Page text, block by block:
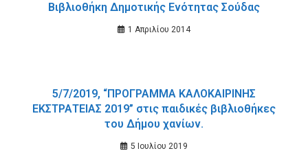
Βιβλιοθήκη Δημοτικής Ενότητας Σούδας
1 Απριλίου 2014
5/7/2019, “ΠΡΟΓΡΑΜΜΑ ΚΑΛΟΚΑΙΡΙΝΗΣ
ΕΚΣΤΡΑΤΕΙΑΣ 2019” στις παιδικές βιβλιοθήκες
του Δήμου χανίων.
5 Ιουλίου 2019